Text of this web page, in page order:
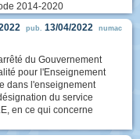
2014-2020
pub. 13/04/2022 numac
du Gouvernement
pour l'Enseignement
dans l'enseignement
du service
en ce qui concerne